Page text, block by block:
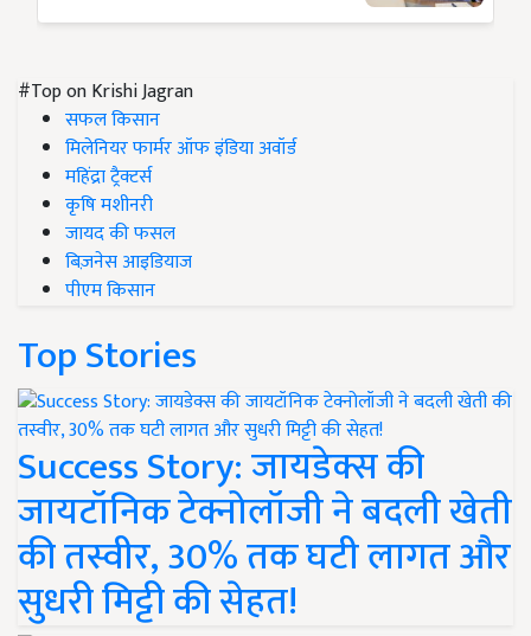
#Top on Krishi Jagran
सफल किसान
मिलेनियर फार्मर ऑफ इंडिया अवॉर्ड
महिंद्रा ट्रैक्टर्स
कृषि मशीनरी
जायद की फसल
बिज़नेस आइडियाज
पीएम किसान
Top Stories
Success Story: जायडेक्स की
जायटॉनिक टेक्नोलॉजी ने बदली खेती
की तस्वीर, 30% तक घटी लागत और
सुधरी मिट्टी की सेहत!